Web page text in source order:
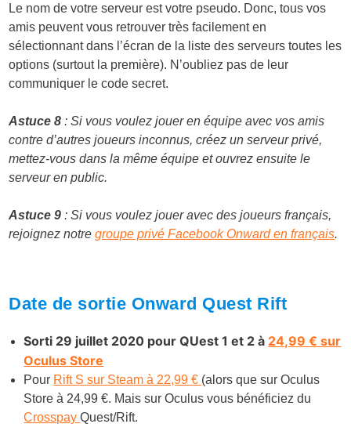
Le nom de votre serveur est votre pseudo. Donc, tous vos
amis peuvent vous retrouver très facilement en
sélectionnant dans l’écran de la liste des serveurs toutes les
options (surtout la première). N’oubliez pas de leur
communiquer le code secret.
Astuce 8 : Si vous voulez jouer en équipe avec vos amis
contre d’autres joueurs inconnus, créez un serveur privé,
mettez-vous dans la même équipe et ouvrez ensuite le
serveur en public.
Astuce 9 : Si vous voulez jouer avec des joueurs français,
rejoignez notregroupe privé Facebook Onward en français.
Date de sortie Onward Quest Rift
Sorti 29 juillet 2020 pour QUest 1 et 2 à 24,99 € sur
Oculus Store
Pour Rift S sur Steam à 22,99 € (alors que sur Oculus
Store à 24,99 €. Mais sur Oculus vous bénéficiez du
CrosspayQuest/Rift.